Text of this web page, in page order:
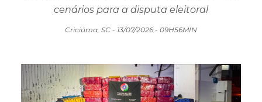
cenários para a disputa eleitoral
Criciúma, SC - 13/07/2026 - 09H56MIN